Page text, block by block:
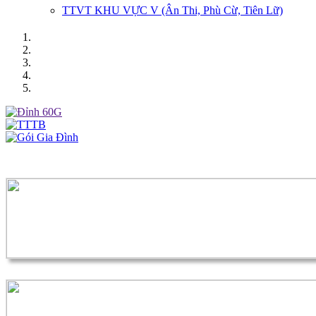
TTVT KHU VỰC V (Ân Thi, Phù Cừ, Tiên Lữ)